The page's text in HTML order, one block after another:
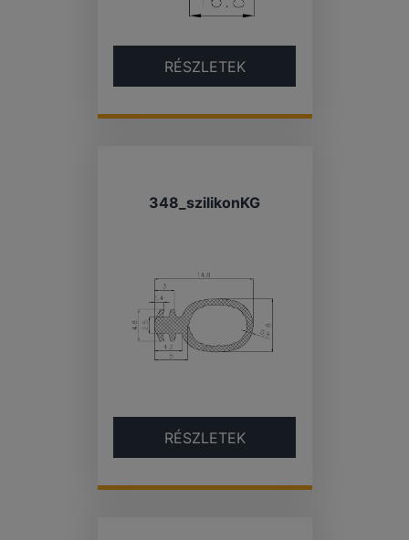
RÉSZLETEK
348_szilikonKG
RÉSZLETEK